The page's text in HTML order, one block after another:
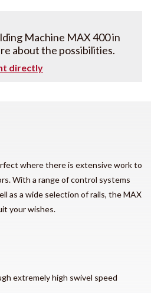
Machine MAX 400 in
about the possibilities.
directly
where there is extensive work to
With a range of control systems
as a wide selection of rails, the MAX
your wishes.
extremely high swivel speed